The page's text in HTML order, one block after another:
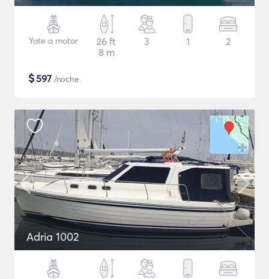
Yate a motor
26 ft
8 m
3 1 2
$597 /noche
Adria 1002